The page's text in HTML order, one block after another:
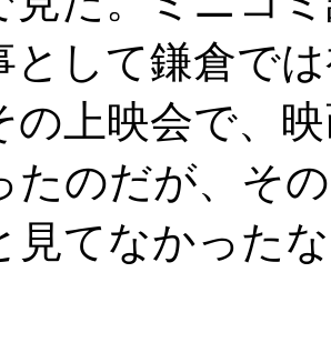
として鎌倉で
の上映会で、
たのだが、そ
見てなかった